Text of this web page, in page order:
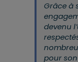
Grâce à
devenu
pour